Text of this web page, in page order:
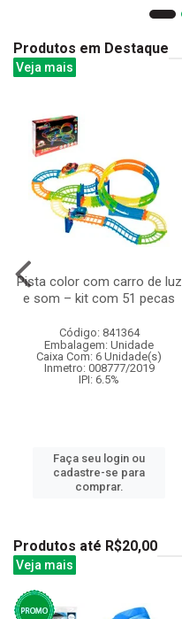
Produtos em Destaque
Veja mais
Pista color com carro de luz
e som – kit com 51 pecas
Código: 841364
Embalagem: Unidade
Caixa Com: 6 Unidade(s)
Inmetro: 008777/2019
IPI: 6.5%
Faça seu login ou
cadastre-se para
comprar.
Produtos até R$20,00
Veja mais